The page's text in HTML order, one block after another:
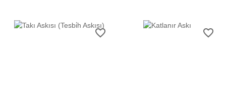
favorite_border favorite_border